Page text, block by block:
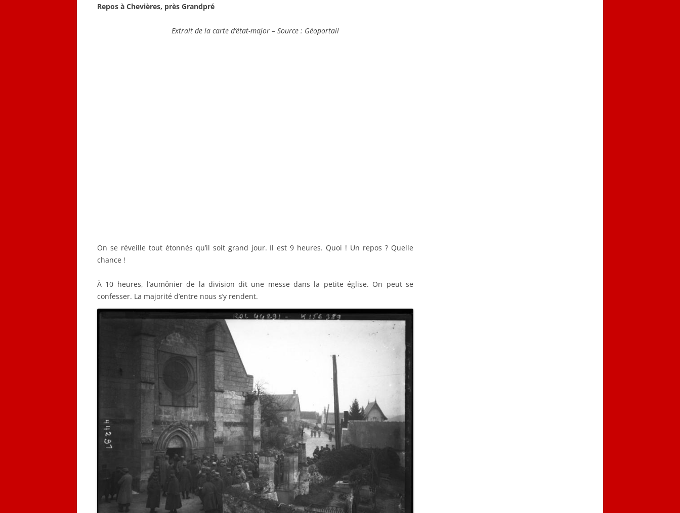
Repos à Chevières, près Grandpré
Extrait de la carte d’état-major – Source : Géoportail
On se réveille tout étonnés qu’il soit grand jour. Il est 9 heures. Quoi ! Un repos ? Quelle
chance !
À 10 heures, l’aumônier de la division dit une messe dans la petite église. On peut se
confesser. La majorité d’entre nous s’y rendent.